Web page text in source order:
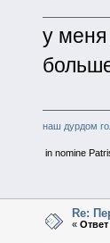
у
наш дурдом
in nomine
Re:
« Ответ